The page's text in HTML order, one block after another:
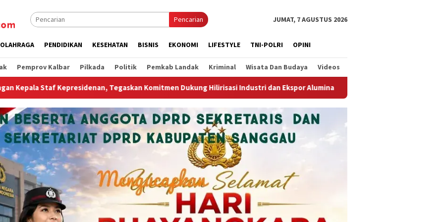
Pencarian JUMAT, 7 AGUSTUS 2026
OLAHRAGA PENDIDIKAN KESEHATAN BISNIS EKONOMI LIFESTYLE TNI-POLRI OPINI
Pemprov Kalbar Pilkada Politik Pemkab Landak Kriminal Wisata Dan Budaya Videos
Dukung Hilirisasi Industri dan Ekspor Alumina Kodim 1210/Landak Dukung Pemkab Landak Semarakkan HUT ke-